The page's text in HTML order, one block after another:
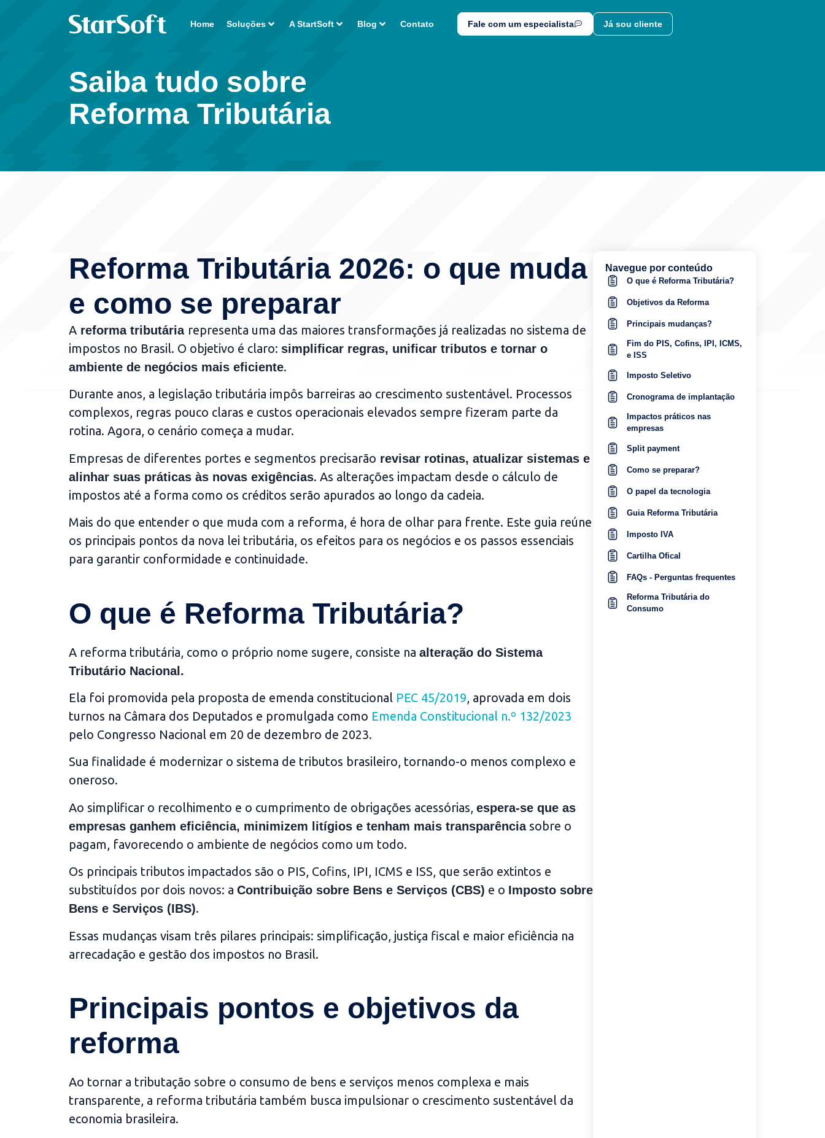
Home Soluções A StartSoft Blog Contato Fale com um especialista Já sou cliente
Saiba tudo sobre
Reforma Tributária
Navegue por conteúdo
O que é Reforma Tributária?
Objetivos da Reforma
Principais mudanças?
Fim do PIS, Cofins, IPI, ICMS,
e ISS
Imposto Seletivo
Cronograma de implantação
Impactos práticos nas
empresas
Split payment​
Como se preparar?
O papel da tecnologia
Guia Reforma Tributária
Imposto IVA
Cartilha Ofical
FAQs - Perguntas frequentes
Reforma Tributária do
Consumo
Reforma Tributária 2026: o que muda
e como se preparar
A reforma tributária representa uma das maiores transformações já realizadas no sistema de
impostos no Brasil. O objetivo é claro: simplificar regras, unificar tributos e tornar o
ambiente de negócios mais eficiente.
Durante anos, a legislação tributária impôs barreiras ao crescimento sustentável. Processos
complexos, regras pouco claras e custos operacionais elevados sempre fizeram parte da
rotina. Agora, o cenário começa a mudar.
Empresas de diferentes portes e segmentos precisarão revisar rotinas, atualizar sistemas e
alinhar suas práticas às novas exigências. As alterações impactam desde o cálculo de
impostos até a forma como os créditos serão apurados ao longo da cadeia.
Mais do que entender o que muda com a reforma, é hora de olhar para frente. Este guia reúne
os principais pontos da nova lei tributária, os efeitos para os negócios e os passos essenciais
para garantir conformidade e continuidade.
O que é Reforma Tributária?
A reforma tributária, como o próprio nome sugere, consiste na alteração do Sistema
Tributário Nacional.
Ela foi promovida pela proposta de emenda constitucional PEC 45/2019, aprovada em dois
turnos na Câmara dos Deputados e promulgada como Emenda Constitucional n.º 132/2023
pelo Congresso Nacional em 20 de dezembro de 2023.
Sua finalidade é modernizar o sistema de tributos brasileiro, tornando-o menos complexo e
oneroso.
Ao simplificar o recolhimento e o cumprimento de obrigações acessórias, espera-se que as
empresas ganhem eficiência, minimizem litígios e tenham mais transparênciasobre o
pagam, favorecendo o ambiente de negócios como um todo.
Os principais tributos impactados são o PIS, Cofins, IPI, ICMS e ISS, que serão extintos e
substituídos por dois novos: a Contribuição sobre Bens e Serviços (CBS) e o Imposto sobre
Bens e Serviços (IBS).
Essas mudanças visam três pilares principais: simplificação, justiça fiscal e maior eficiência na
arrecadação e gestão dos impostos no Brasil.
Principais pontos e objetivos da
reforma
Ao tornar a tributação sobre o consumo de bens e serviços menos complexa e mais
transparente, a reforma tributária também busca impulsionar o crescimento sustentável da
economia brasileira.